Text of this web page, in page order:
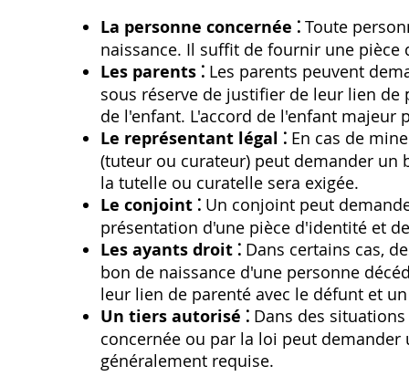
La personne concernée ⁚ Toute
naissance. Il suffit de fournir une pièce
Les parents ⁚ Les parents peuvent
sous réserve de justifier de leur lien de
de l'enfant. L'accord de l'enfant majeur
Le représentant légal ⁚ En cas de
(tuteur ou curateur) peut demander
la tutelle ou curatelle sera exigée.
Le conjoint ⁚ Un conjoint peut
présentation d'une pièce d'identité et
Les ayants droit ⁚ Dans certains cas,
bon de naissance d'une personne
leur lien de parenté avec le défunt et
Un tiers autorisé ⁚ Dans des
concernée ou par la loi peut
généralement requise.